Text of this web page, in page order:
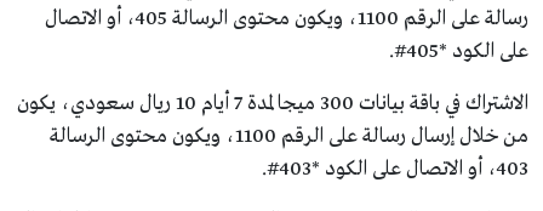
رسالة على الرقم 1100، ويكون محتوى الرسالة 405، أو الاتصال
على الكود *405#.
الاشتراك في باقة بيانات 300 ميجا لمدة 7 أيام 10 ريال سعودي، يكون
من خلال إرسال رسالة على الرقم 1100، ويكون محتوى الرسالة
403، أو الاتصال على الكود *403#.